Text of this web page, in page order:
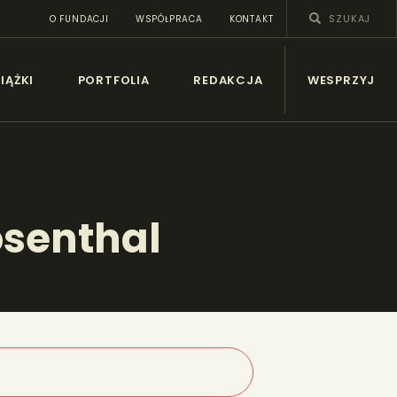
O FUNDACJI WSPÓŁPRACA KONTAKT
PORTFOLIA REDAKCJA WESPRZYJ